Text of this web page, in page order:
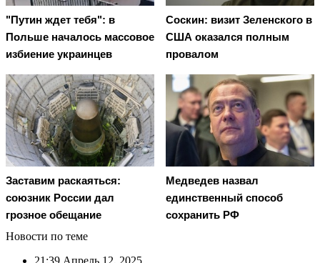
"Путин ждет тебя": в
Польше началось массовое
избиение украинцев
Соскин: визит Зеленского в
США оказался полным
провалом
Заставим раскаяться:
союзник России дал
грозное обещание
Медведев назвал
единственный способ
сохранить РФ
Новости по теме
21:39 Апрель 12, 2025